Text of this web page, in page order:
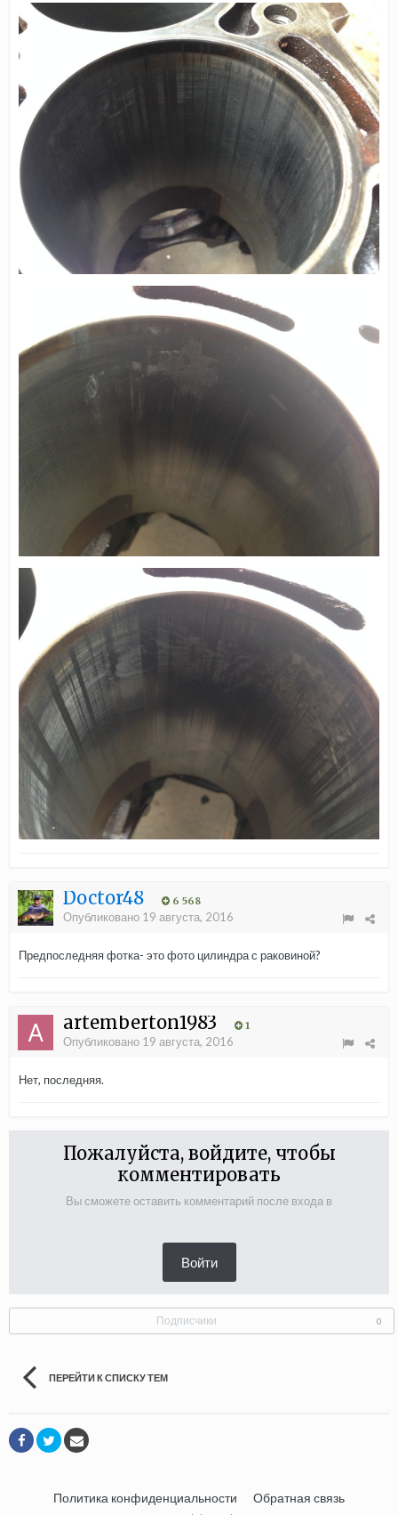
Doctor48 6 568
Опубликовано 19 августа, 2016
Предпоследняя фотка- это фото цилиндра с раковиной?
artemberton1983 1
Опубликовано 19 августа, 2016
Нет, последняя.
Пожалуйста, войдите, чтобы
комментировать
Вы сможете оставить комментарий после входа в
Войти
Подписчики 0
ПЕРЕЙТИ К СПИСКУ ТЕМ
Политика конфиденциальности Обратная связь